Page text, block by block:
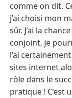
comme on dit.
j’ai choisi mon
sûr. J’ai la
conjoint, je
l’ai
sites internet
rôle dans le
pratique ! C’est